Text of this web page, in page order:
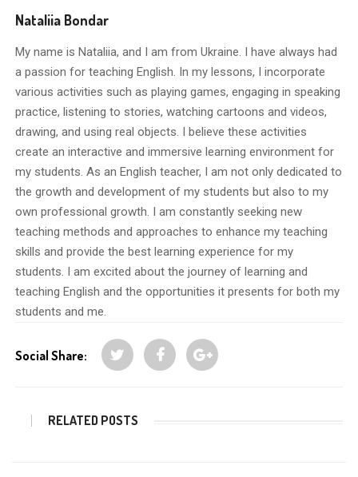
Nataliia Bondar
My name is Nataliia, and I am from Ukraine. I have always had
a passion for teaching English. In my lessons, I incorporate
various activities such as playing games, engaging in speaking
practice, listening to stories, watching cartoons and videos,
drawing, and using real objects. I believe these activities
create an interactive and immersive learning environment for
my students. As an English teacher, I am not only dedicated to
the growth and development of my students but also to my
own professional growth. I am constantly seeking new
teaching methods and approaches to enhance my teaching
skills and provide the best learning experience for my
students. I am excited about the journey of learning and
teaching English and the opportunities it presents for both my
students and me.
Social Share:
RELATED POSTS